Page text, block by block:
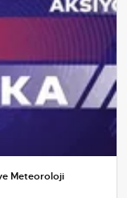
Meteoroloji